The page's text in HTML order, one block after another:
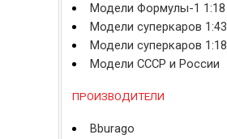
Модели Формулы-1 1:18
Модели суперкаров 1:43
Модели суперкаров 1:18
Модели СССР и России
ПРОИЗВОДИТЕЛИ
Bburago